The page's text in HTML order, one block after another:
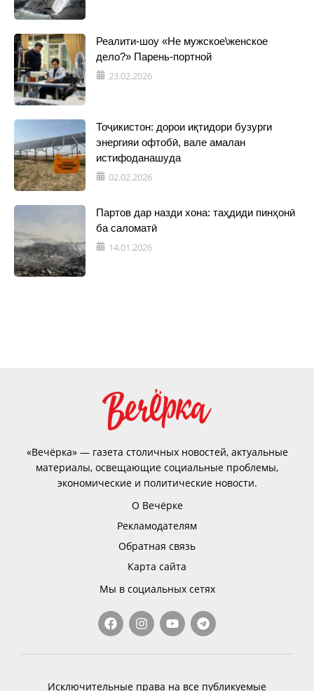
Реалити-шоу «Не мужское\женское
дело?» Парень-портной
23.02.2026
Тоҷикистон: дорои иқтидори бузурги
энергияи офтобӣ, вале амалан
истифоданашуда
02.02.2026
Партов дар назди хона: таҳдиди пинҳонӣ
ба саломатӣ
14.01.2026
«Вечёрка» — газета столичных новостей, актуальные
материалы, освещающие социальные проблемы,
экономические и политические новости.
О Вечёрке
Рекламодателям
Обратная связь
Карта сайта
Мы в социальных сетях
Исключительные права на все публикуемые